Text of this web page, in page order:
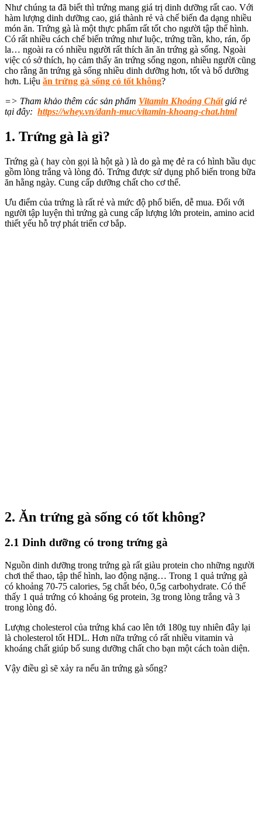
Như chúng ta đã biết thì trứng mang giá trị dinh dưỡng rất cao. Với
hàm lượng dinh dưỡng cao, giá thành rẻ và chế biến đa dạng nhiều
món ăn. Trứng gà là một thực phẩm rất tốt cho người tập thể hình.
Có rất nhiều cách chế biến trứng như luộc, trứng trần, kho, rán, ốp
la… ngoài ra có nhiều người rất thích ăn ăn trứng gà sống. Ngoài
việc có sở thích, họ cảm thấy ăn trứng sống ngon, nhiều người cũng
cho rằng ăn trứng gà sống nhiều dinh dưỡng hơn, tốt và bổ dưỡng
hơn. Liệu ăn trứng gà sống có tốt không?
=> Tham khảo thêm các sản phẩm Vitamin Khoáng Chấtgiá rẻ
tại đây: https://whey.vn/danh-muc/vitamin-khoang-chat.html
1. Trứng gà là gì?
Trứng gà ( hay còn gọi là hột gà ) là do gà mẹ đẻ ra có hình bầu dục
gồm lòng trắng và lòng đỏ. Trứng được sử dụng phổ biến trong bữa
ăn hằng ngày. Cung cấp dưỡng chất cho cơ thể.
Ưu điểm của trứng là rất rẻ và mức độ phổ biến, dễ mua. Đối với
người tập luyện thì trứng gà cung cấp lượng lớn protein, amino acid
thiết yếu hỗ trợ phát triển cơ bắp.
2. Ăn trứng gà sống có tốt không?
2.1 Dinh dưỡng có trong trứng gà
Nguồn dinh dưỡng trong trứng gà rất giàu protein cho những người
chơi thể thao, tập thể hình, lao động nặng… Trong 1 quả trứng gà
có khoảng 70-75 calories, 5g chất béo, 0,5g carbohydrate. Có thể
thấy 1 quả trứng có khoảng 6g protein, 3g trong lòng trắng và 3
trong lòng đỏ.
Lượng cholesterol của trứng khá cao lên tới 180g tuy nhiên đây lại
là cholesterol tốt HDL. Hơn nữa trứng có rất nhiều vitamin và
khoáng chất giúp bổ sung dưỡng chất cho bạn một cách toàn diện.
Vậy điều gì sẽ xảy ra nếu ăn trứng gà sống?